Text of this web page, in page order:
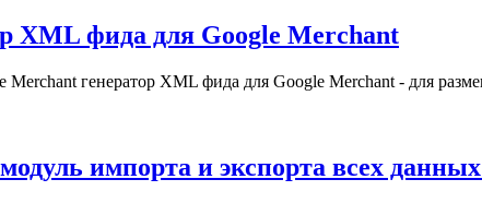
XML фида для Google Merchant
генератор XML фида для Google Merchant - для
импорта и экспорта всех